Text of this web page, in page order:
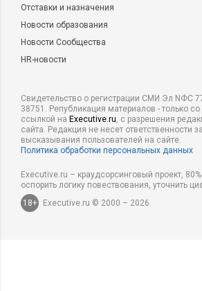
Отставки и назначения
Новости образования
Новости Сообщества
HR-новости
Свидетельство о регистрации СМИ Эл NФС
38751. Републикация материалов - только со
ссылкой на Executive.ru, с разрешения
сайта. Редакция не несет ответственности за
высказывания пользователей на сайте.
Политика обработки персональных данных
Executive.ru – краудсорсинговый проект,
оспорить логику повествования, уточнить
18+
Executive.ru © 2000 – 2026.